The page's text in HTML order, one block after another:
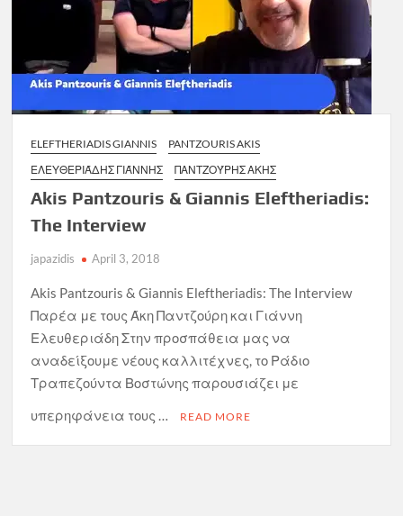
ELEFTHERIADIS GIANNIS
PANTZOURIS AKIS
ΕΛΕΥΘΕΡΙΆΔΗΣ ΓΙΆΝΝΗΣ
ΠΑΝΤΖΟΎΡΗΣ ΑΚΗΣ
Akis Pantzouris & Giannis Eleftheriadis:
The Interview
japazidis April 3, 2018
Akis Pantzouris & Giannis Eleftheriadis: The Interview
Παρέα με τους Άκη Παντζούρη και Γιάννη
Ελευθεριάδη Στην προσπάθεια μας να
αναδείξουμε νέους καλλιτέχνες, το Ράδιο
Τραπεζούντα Βοστώνης παρουσιάζει με
υπερηφάνεια τους …
READ MORE